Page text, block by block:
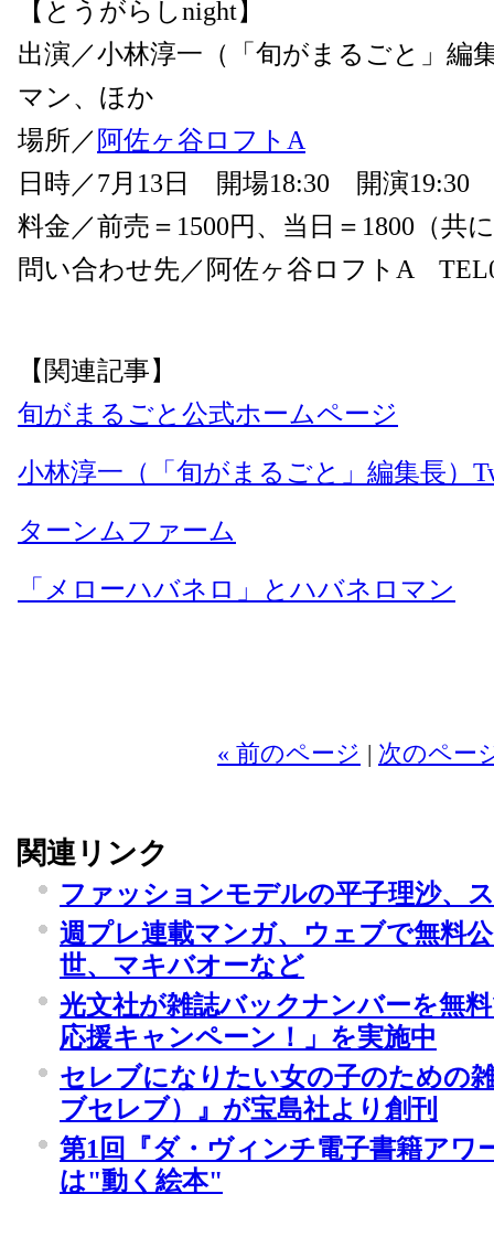
【とうがらしnight】
出演／小林淳一（「旬がまるごと」編
マン、ほか
場所／ 阿佐ヶ谷ロフトA
日時／7月13日 開場18:30 開演19:30
料金／前売＝1500円、当日＝1800（共
問い合わせ先／阿佐ヶ谷ロフトA
【関連記事】
旬がまるごと公式ホームページ
小林淳一（「旬がまるごと」編集長）
ターンムファーム
「メローハバネロ」とハバネロマン
« 前のページ | 次のペー
関連リンク
ファッションモデルの平子理沙、
週プレ連載マンガ、ウェブで無料
世、マキバオーなど
光文社が雑誌バックナンバーを無
応援キャンペーン！」を実施中
セレブになりたい女の子のための
ブセレブ）』が宝島社より創刊
第1回『ダ・ヴィンチ電子書籍アワ
は"動く絵本"